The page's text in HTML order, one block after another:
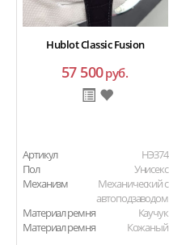
Hublot Classic Fusion
57 500руб.
Артикул
HЭ374
Пол
Унисекс
Механизм
Механический с
автоподзаводом
Материал ремня
Каучук
Материал ремня
Кожаный